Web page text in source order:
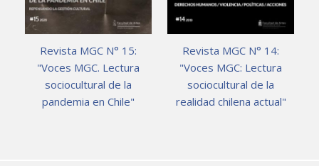
Revista MGC N° 15:
"Voces MGC. Lectura
sociocultural de la
pandemia en Chile"
Revista MGC N° 14:
"Voces MGC: Lectura
sociocultural de la
realidad chilena actual"